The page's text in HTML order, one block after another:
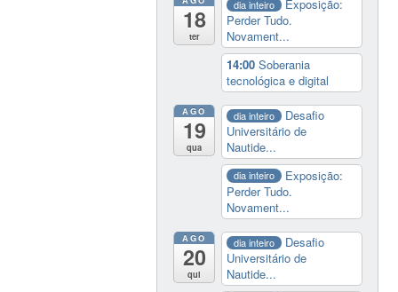
18
ter
dia inteiro
Exposição:
Perder Tudo.
Novament...
14:00Soberania
tecnológica e digital
AGO
19
qua
dia inteiro
Desafio
Universitário de
Nautide...
dia inteiro
Exposição:
Perder Tudo.
Novament...
AGO
20
qui
dia inteiro
Desafio
Universitário de
Nautide...